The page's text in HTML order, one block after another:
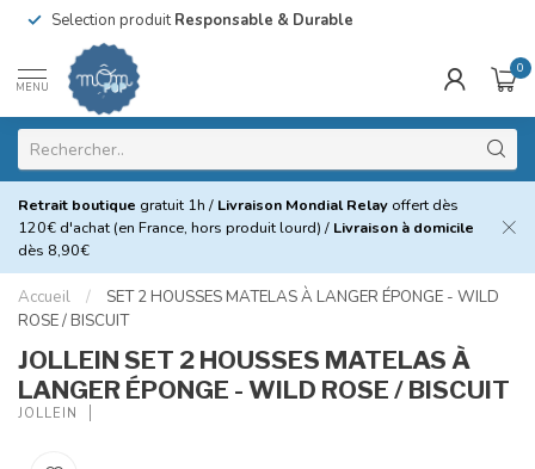
Selection produitResponsable & Durable
MENU
0
Retrait boutique gratuit 1h / Livraison Mondial Relay offert dès
120€ d'achat (en France, hors produit lourd) / Livraison à domicile
dès 8,90€
Accueil /
SET 2 HOUSSES MATELAS À LANGER ÉPONGE - WILD
ROSE / BISCUIT
JOLLEIN SET 2 HOUSSES MATELAS À
LANGER ÉPONGE - WILD ROSE / BISCUIT
JOLLEIN